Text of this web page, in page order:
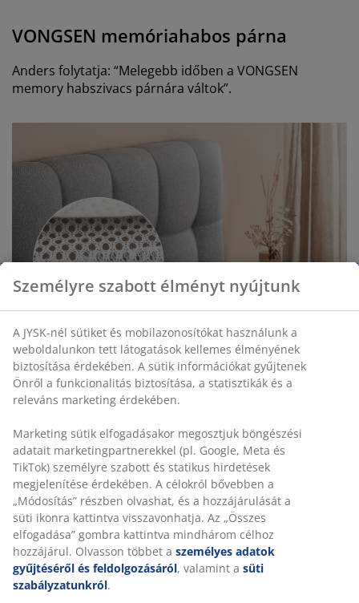
VONGSEN memóriahabos párna
Anders folytatja: “Melegebb időben a VONGSEN
memory habszivacs párnára váltok”.
“A VONGSEN memory habszivacs párna
habszivacs magja kis légcsatornákkal
rendelkezik, amelyek növelik a párna
légáteresztő képességét és elvezetik a
nedvességet. Ez frissen és szárazon tartja a
párnát és ideálissá teszi a melegebb időhöz,
Személyre szabott élményt nyújtunk
A JYSK-nél sütiket és mobilazonosítókat használunk a
weboldalunkon tett látogatások kellemes élményének
biztosítása érdekében. A sütik információkat gyűjtenek
Önről a funkcionalitás biztosítása, a statisztikák és a
releváns marketing érdekében.
Marketing sütik elfogadásakor megosztjuk böngészési
adatait marketingpartnerekkel (pl. Google, Meta és
TikTok) személyre szabott és statikus hirdetések
megjelenítése érdekében. A célokról bővebben a
„Módosítás” részben olvashat, és a hozzájárulását a
süti ikonra kattintva visszavonhatja. Az „Összes
elfogadása” gombra kattintva mindhárom célhoz
hozzájárul. Olvasson többet a személyes adatok
gyűjtéséről és feldolgozásáról, valamint a süti
szabályzatunkról.